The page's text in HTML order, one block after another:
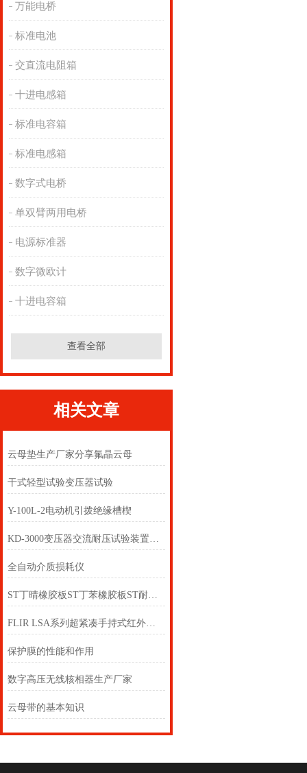
万能电桥
标准电池
交直流电阻箱
十进电感箱
标准电容箱
标准电感箱
数字式电桥
单双臂两用电桥
电源标准器
数字微欧计
十进电容箱
查看全部
相关文章
云母垫生产厂家分享氟晶云母
干式轻型试验变压器试验
Y-100L-2电动机引拨绝缘槽楔
KD-3000变压器交流耐压试验装置变频谐振耐压试验装置
全自动介质损耗仪
ST丁晴橡胶板ST丁苯橡胶板ST耐油橡胶板ST三元乙丙橡胶板
FLIR LSA系列超紧凑手持式红外夜视热像仪
保护膜的性能和作用
数字高压无线核相器生产厂家
云母带的基本知识